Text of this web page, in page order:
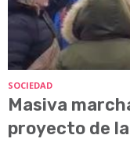
SOCIEDAD
Masiva
proyecto de